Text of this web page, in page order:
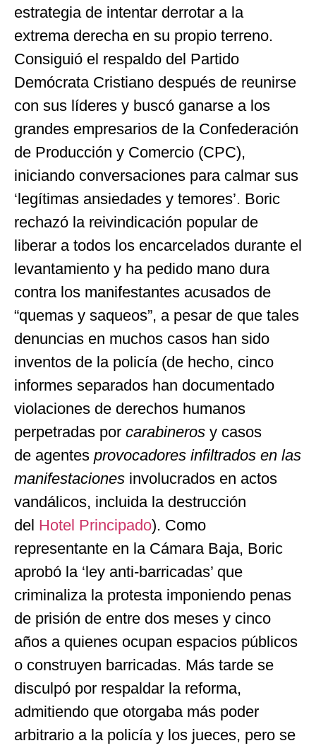
estrategia de intentar derrotar a la
extrema derecha en su propio terreno.
Consiguió el respaldo del Partido
Demócrata Cristiano después de reunirse
con sus líderes y buscó ganarse a los
grandes empresarios de la Confederación
de Producción y Comercio (CPC),
iniciando conversaciones para calmar sus
‘legítimas ansiedades y temores’. Boric
rechazó la reivindicación popular de
liberar a todos los encarcelados durante el
levantamiento y ha pedido mano dura
contra los manifestantes acusados ​​de
“quemas y saqueos”, a pesar de que tales
denuncias en muchos casos han sido
inventos de la policía (de hecho, cinco
informes separados han documentado
violaciones de derechos humanos
perpetradas por carabineros y casos
de agentes provocadores infiltrados en las
manifestaciones involucrados en actos
vandálicos, incluida la destrucción
del Hotel Principado). Como
representante en la Cámara Baja, Boric
aprobó la ‘ley anti-barricadas’ que
criminaliza la protesta imponiendo penas
de prisión de entre dos meses y cinco
años a quienes ocupan espacios públicos
o construyen barricadas. Más tarde se
disculpó por respaldar la reforma,
admitiendo que otorgaba más poder
arbitrario a la policía y los jueces, pero se